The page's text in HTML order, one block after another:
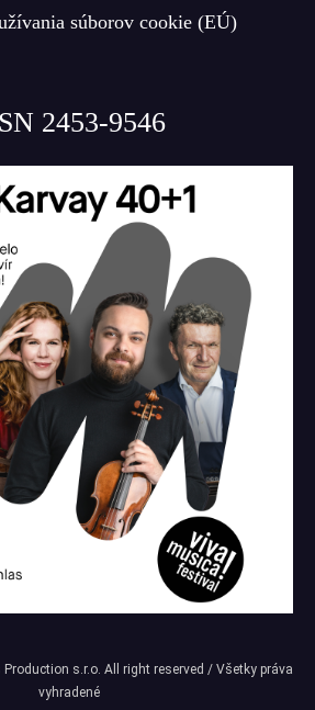
súborov cookie (EÚ)
2453-9546
s.r.o. All right reserved / Všetky práva
vyhradené